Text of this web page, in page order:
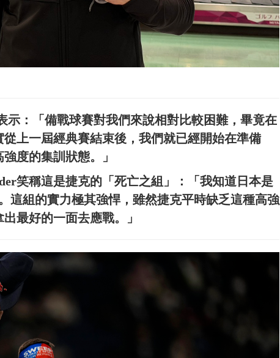
示：「備戰球賽對我們來說相對比較困難，畢竟在
上一屆經典賽結束後，我們就已經開始在準備
度的集訓狀態。」
笑稱這是捷克的「死亡之組」：「我知道日本是
這組的實力極其強悍，雖然捷克平時缺乏這種高強
最好的一面去應戰。」